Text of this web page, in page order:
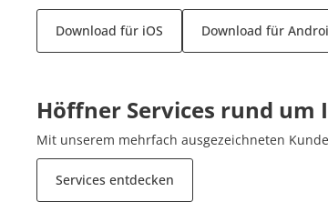
Download für iOS Download für
Höffner Services rund um
Mit unserem mehrfach ausgezeichneten
Services entdecken